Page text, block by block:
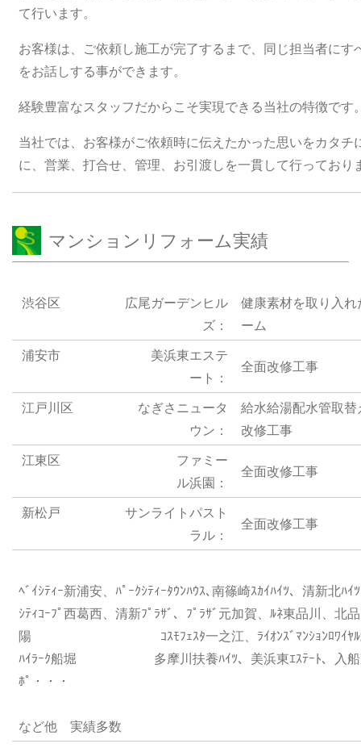
て行います。
お客様は、ご依頼し施工が完了するまで、同じ担当者にす
をお話しする事ができます。
経験豊富なスタッフだからこそ実現できる当社の特徴です
当社では、お客様がご依頼時に伝えたかった思いをカタチ
に、営業、打合せ、管理、お引渡しを一貫して行っており
マンションリフォーム実績
渋谷区 広尾ガーデンヒル
ズ：
健康素材を取り入
ーム
浦安市 美浜東エステ
ート：
全面改修工事
江戸川区 なぎさニュータ
ウン：
給水給湯配水管取
改修工事
江東区 ファミー
ル浜園：
全面改修工事
新松戸 サンライトパスト
ラル：
全面改修工事
ﾍﾞｲｼﾃｨｰ新浦安、ﾊﾟｰｸｼﾃｨｰﾀｳﾝﾊｳｽ､南篠崎ｽｶｲﾊｲﾂ、清新北
ｼﾃｨｺｰﾌﾟ西葛西、清新ﾌﾟﾗｻﾞ、ﾌﾟﾗｻﾞ元加賀、ﾙﾈ東品川、北
陽 ｺｽﾓﾌｪｽﾀ一之江、ﾗｲｵﾝｽﾞﾏﾝｼｮﾝﾛﾜｲﾔﾙ北小金
ﾊｲﾗｰｸ船堀 多摩川扶養ﾊｲﾂ、美浜東ｴｽﾃｰﾄ、入船東ｴ
ﾎﾟ・・・
など他 実績多数